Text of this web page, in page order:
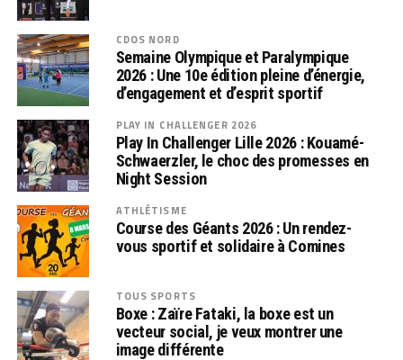
CDOS NORD
Semaine Olympique et Paralympique
2026 : Une 10e édition pleine d’énergie,
d’engagement et d’esprit sportif
PLAY IN CHALLENGER 2026
Play In Challenger Lille 2026 : Kouamé-
Schwaerzler, le choc des promesses en
Night Session
ATHLÉTISME
Course des Géants 2026 : Un rendez-
vous sportif et solidaire à Comines
TOUS SPORTS
Boxe : Zaïre Fataki, la boxe est un
vecteur social, je veux montrer une
image différente